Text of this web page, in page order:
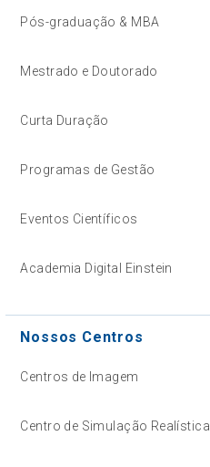
Pós-graduação & MBA
Mestrado e Doutorado
Curta Duração
Programas de Gestão
Eventos Científicos
Academia Digital Einstein
Nossos Centros
Centros de Imagem
Centro de Simulação Realística